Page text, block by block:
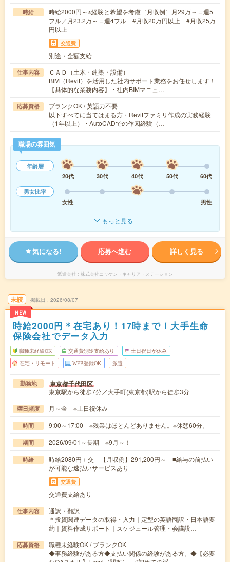
時給
時給2000円～※経験と希望を考慮［月収例］月29万～＝週5
フル／月23.2万～＝週4フル #月収20万円以上 #月収25万
円以上
交通費
別途・全額支給
仕事内容
ＣＡＤ（土木・建築・設備）
BIM（Revit）を活用した社内サポート業務をお任せします！
【具体的な業務内容】・社内BIMマニュ…
応募資格
ブランクOK / 英語力不要
以下すべてに当てはまる方・Revitファミリ作成の実務経験
（1年以上）・AutoCADでの作図経験（…
職場の雰囲気
年齢層
20代
30代 40代 50代
60代
男女比率
女性
男性
もっと見る
気になる! 応募へ進む 詳しく見る
派遣会社 株式会社ニッケン・キャリア・ステーション
未読
NEW
掲載日 2026/08/07
時給2000円＊在宅あり！17時まで！大手生命
保険会社でデータ入力
職種未経験OK 交通費別途支給あり 土日祝日が休み
在宅・リモート WEB登録OK 派遣
勤務地 東京都千代田区
東京駅から徒歩7分／大手町(東京都)駅から徒歩3分
曜日頻度 月～金 ※土日祝休み
時間 9:00～17:00 ※残業はほとんどありません。※休憩60分。
期間 2026/09/01～長期 ※9月～！
時給
時給2080円＋交 【月収例】291,200円～ ■給与の前払い
が可能な速払いサービスあり
交通費
交通費支給あり
仕事内容
通訳・翻訳
＊投資関連データの取得・入力｜定型の英語翻訳・日本語要
約｜資料作成サポート｜スケジュール管理・会議設…
応募資格
職種未経験OK / ブランクOK
◆事務経験がある方◆支払い関係の経験がある方。◆【必要